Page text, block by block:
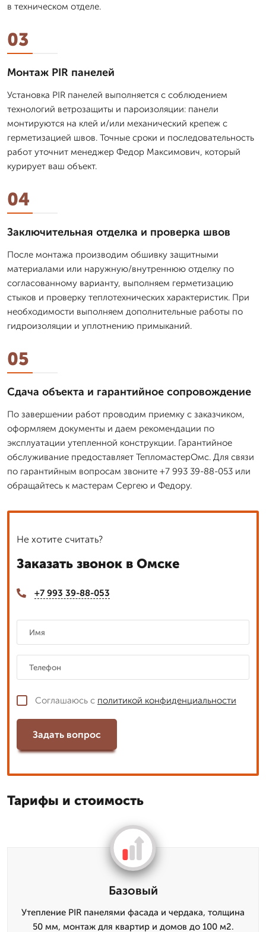
в техническом отделе.
03
Монтаж PIR панелей
Установка PIR панелей выполняется с соблюдением
технологий ветрозащиты и пароизоляции: панели
монтируются на клей и/или механический крепеж с
герметизацией швов. Точные сроки и последовательность
работ уточнит менеджер Федор Максимович, который
курирует ваш объект.
04
Заключительная отделка и проверка швов
После монтажа производим обшивку защитными
материалами или наружную/внутреннюю отделку по
согласованному варианту, выполняем герметизацию
стыков и проверку теплотехнических характеристик. При
необходимости выполняем дополнительные работы по
гидроизоляции и уплотнению примыканий.
05
Сдача объекта и гарантийное сопровождение
По завершении работ проводим приемку с заказчиком,
оформляем документы и даем рекомендации по
эксплуатации утепленной конструкции. Гарантийное
обслуживание предоставляет ТепломастерОмс. Для связи
по гарантийным вопросам звоните +7 993 39-88-053 или
обращайтесь к мастерам Сергею и Федору.
Не хотите считать?
Заказать звонок в Омске
+7 993 39-88-053
Соглашаюсь с политикой конфиденциальности
Задать вопрос
Тарифы и стоимость
Базовый
Утепление PIR панелями фасада и чердака, толщина
50 мм, монтаж для квартир и домов до 100 м2.